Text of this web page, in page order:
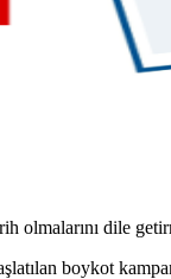
olmalarını dile
boykot